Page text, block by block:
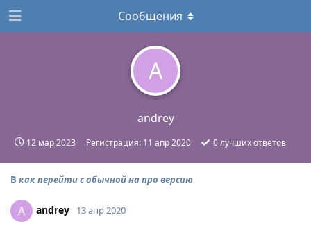
A
andrey
12 мар 2023 Регистрация: 11 апр 2020 0лучших ответов
Сообщения
В как перейти с обычной на про версию
A andrey 13 апр 2020